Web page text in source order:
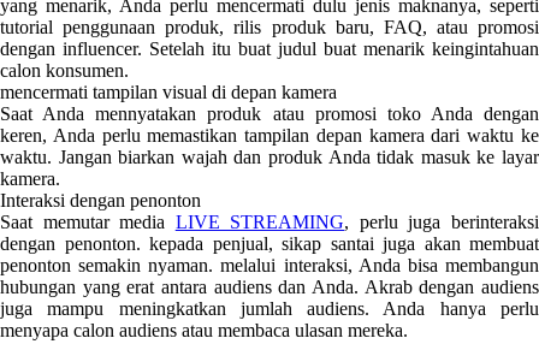
yang menarik, Anda perlu mencermati dulu jenis maknanya, seperti
tutorial penggunaan produk, rilis produk baru, FAQ, atau promosi
dengan influencer. Setelah itu buat judul buat menarik keingintahuan
calon konsumen.
mencermati tampilan visual di depan kamera
Saat Anda mennyatakan produk atau promosi toko Anda dengan
keren, Anda perlu memastikan tampilan depan kamera dari waktu ke
waktu. Jangan biarkan wajah dan produk Anda tidak masuk ke layar
kamera.
Interaksi dengan penonton
Saat memutar media LIVE STREAMING, perlu juga berinteraksi
dengan penonton. kepada penjual, sikap santai juga akan membuat
penonton semakin nyaman. melalui interaksi, Anda bisa membangun
hubungan yang erat antara audiens dan Anda. Akrab dengan audiens
juga mampu meningkatkan jumlah audiens. Anda hanya perlu
menyapa calon audiens atau membaca ulasan mereka.